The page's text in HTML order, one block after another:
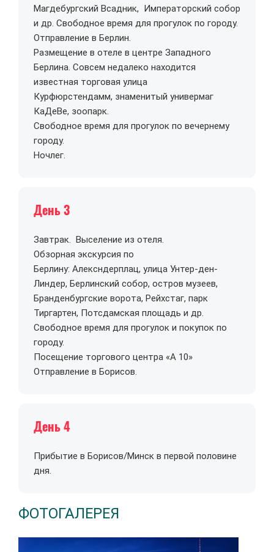
Магдебургский Всадник, Императорский собор
и др. Свободное время для прогулок по городу.
Отправление в Берлин.
Размещение в отеле в центре Западного
Берлина. Совсем недалеко находится
известная торговая улица
Курфюрстендамм, знаменитый универмаг
КаДеВе, зоопарк.
Свободное время для прогулок по вечернему
городу.
Ночлег.
День 3
Завтрак. Выселение из отеля.
Обзорная экскурсия по
Берлину: Алексндерплац, улица Унтер-ден-
Линдер, Берлинский собор, остров музеев,
Бранденбургские ворота, Рейхстаг, парк
Тиргартен, Потсдамская площадь и др.
Свободное время для прогулок и покупок по
городу.
Посещение торгового центра «А 10»
Отправление в Борисов.
День 4
Прибытие в Борисов/Минск в первой половине
дня.
ФОТОГАЛЕРЕЯ